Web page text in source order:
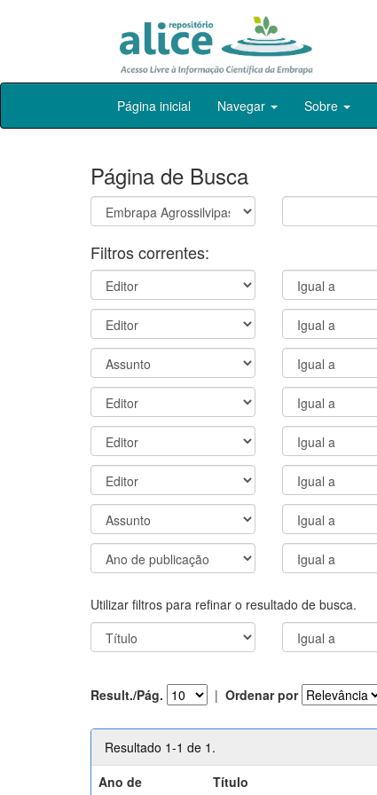
Skip
Página inicial Navegar Sobre
Página de Busca
Filtros correntes:
Utilizar filtros para refinar o resultado de busca.
Result./Pág. | Ordenar por
Resultado 1-1 de 1.
Ano de
Título